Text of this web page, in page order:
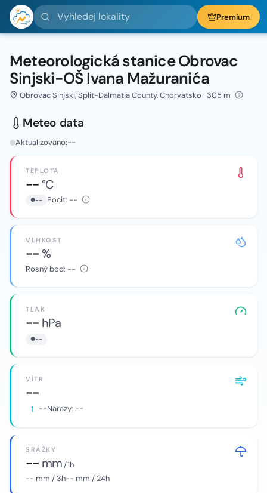
Vyhledej lokality Premium
Meteorologická stanice Obrovac
Sinjski-OŠ Ivana Mažuranića
Obrovac Sinjski, Split-Dalmatia County, Chorvatsko · 305 m
Meteo data
Aktualizováno:--
TEPLOTA
--°C
-- Pocit: --
VLHKOST
--%
Rosný bod: --
TLAK
-- hPa
--
VÍTR
--
--Nárazy: --
SRÁŽKY
-- mm/ 1h
-- mm / 3h-- mm / 24h